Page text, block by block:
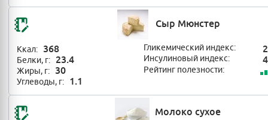
Сыр Мюнстер
Ккал: 368
Белки, г: 23.4
Жиры, г: 30
Углеводы, г: 1.1
Гликемический индекс:
Инсулиновый индекс:
Рейтинг полезности:
Молоко сухое